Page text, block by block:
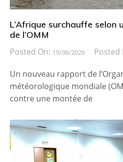
L’Afrique surchauffe selon
de l’OMM
Posted On: 19/06/2026 Posted
Un nouveau rapport de
météorologique mondiale
contre une montée de